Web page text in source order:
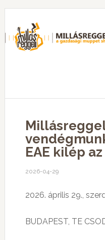
EAE kilép
2026-04-29
2026. április 29.,
BUDAPEST, TE